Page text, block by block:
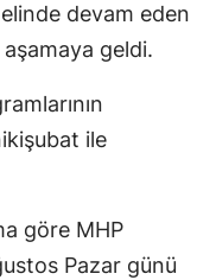
devam eden
geldi.
ile
göre MHP
Pazar günü